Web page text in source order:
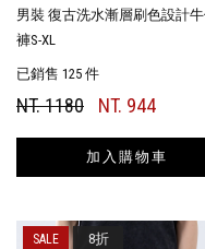
男裝 復古洗水漸層刷色設計
褲S-XL
已銷售 125 件
NT. 1180 NT. 944
加入購物車
8折